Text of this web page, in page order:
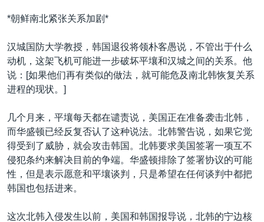
*朝鲜南北紧张关系加剧*
汉城国防大学教授，韩国退役将领朴客愚说，不管出于什么
动机，这架飞机可能进一步破坏平壤和汉城之间的关系。他
说：[如果他们再有类似的做法，就可能危及南北韩恢复关系
进程的现状。]
几个月来，平壤每天都在谴责说，美国正在准备袭击北韩，
而华盛顿已经反复否认了这种说法。北韩警告说，如果它觉
得受到了威胁，就会攻击韩国。北韩要求美国签署一项互不
侵犯条约来解决目前的争端。华盛顿排除了签署协议的可能
性，但是表示愿意和平壤谈判，只是希望在任何谈判中都把
韩国也包括进来。
这次北韩入侵发生以前，美国和韩国报导说，北韩的宁边核